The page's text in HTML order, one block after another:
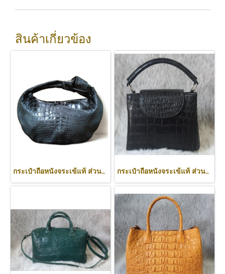
สินค้าเกี่ยวข้อง
กระเป๋าถือหนังจระเข้แท้ ส่วนท้อง สีดำ ทรงนิ่ม น้ำหนักเบา รหัส CODE: CRW0222H-BL กระเป๋าถือหนังจระเข้แท้ ส่วนท้อง สีดำ รหัส CRW0219H-BL